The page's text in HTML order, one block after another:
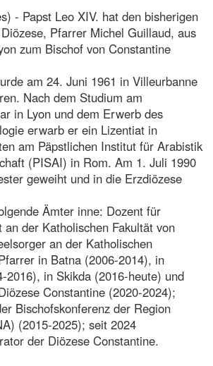
- Papst Leo XIV. hat den bisherigen
Pfarrer Michel Guillaud, aus
zum Bischof von Constantine
am 24. Juni 1961 in Villeurbanne
Nach dem Studium am
in Lyon und dem Erwerb des
erwarb er ein Lizentiat in
am Päpstlichen Institut für Arabistik
(PISAI) in Rom. Am 1. Juli 1990
geweiht und in die Erzdiözese
Ämter inne: Dozent für
an der Katholischen Fakultät von
an der Katholischen
in Batna (2006-2014), in
2016), in Skikda (2016-heute) und
Constantine (2020-2024);
Bischofskonferenz der Region
(2015-2025); seit 2024
der Diözese Constantine.